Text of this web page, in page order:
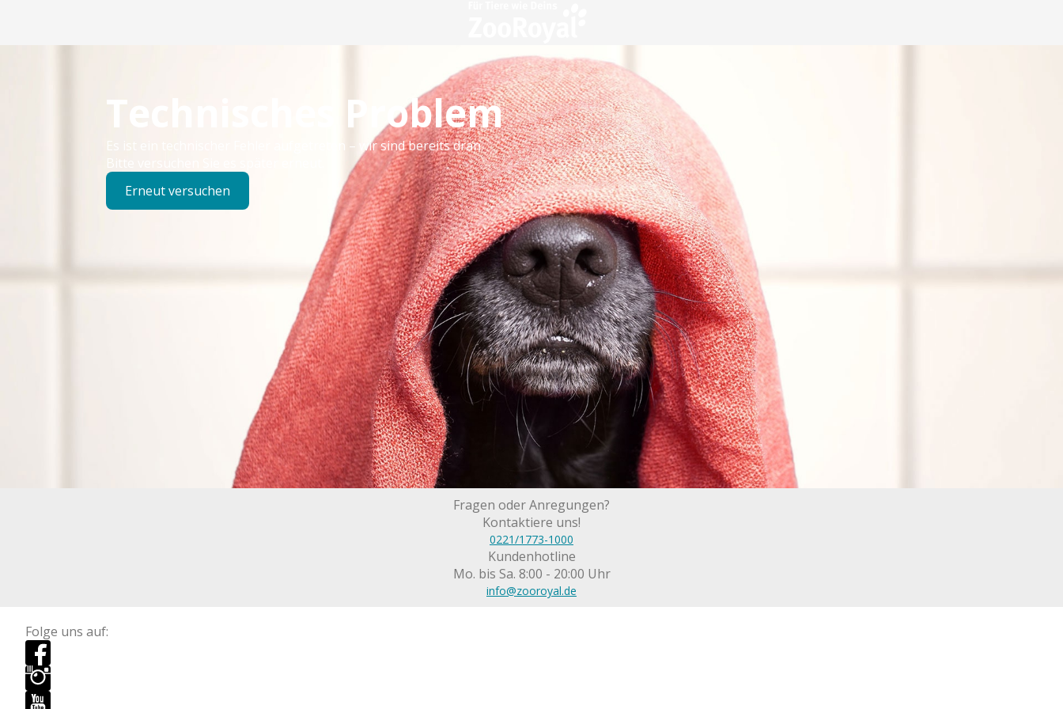
Technisches Problem
Es ist ein technischer Fehler aufgetreten – wir sind bereits dran.
Bitte versuchen Sie es später erneut.
Erneut versuchen
Fragen oder Anregungen?
Kontaktiere uns!
0221/1773-1000
Kundenhotline
Mo. bis Sa. 8:00 - 20:00 Uhr
info@zooroyal.de
Folge uns auf: